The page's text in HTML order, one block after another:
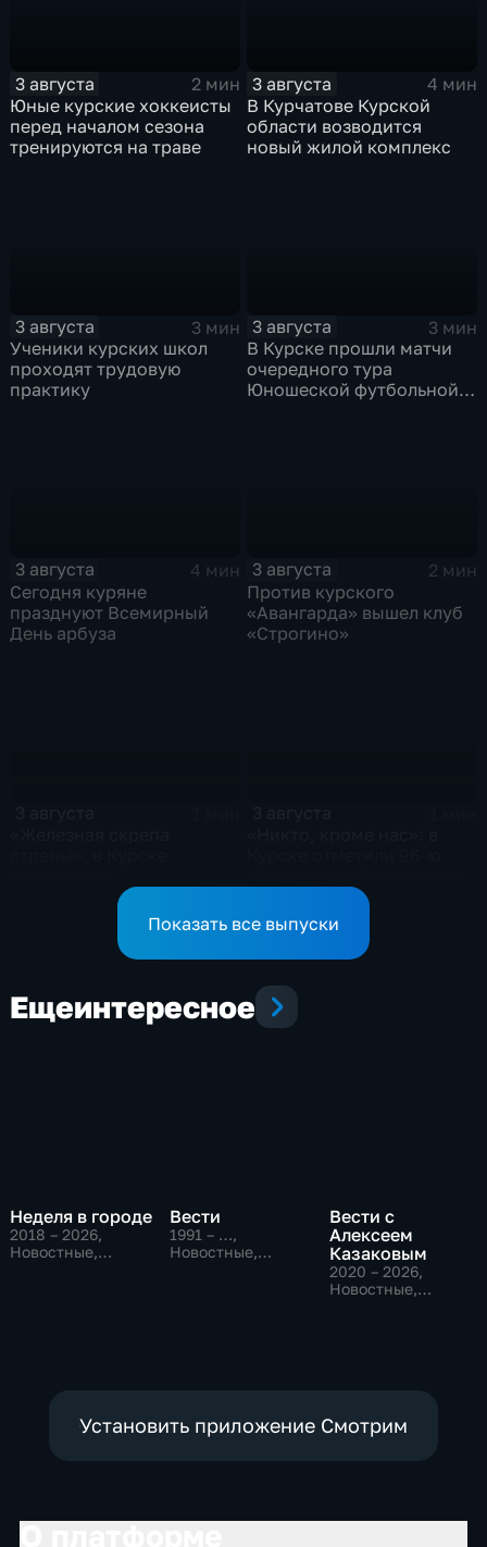
3 августа
2 мин
Юные курские хоккеисты
перед началом сезона
тренируются на траве
3 августа
4 мин
В Курчатове Курской
области возводится
новый жилой комплекс
3 августа
3 мин
Ученики курских школ
проходят трудовую
практику
3 августа
3 мин
В Курске прошли матчи
очередного тура
Юношеской футбольной
3 августа
4 мин
Сегодня куряне
празднуют Всемирный
День арбуза
3 августа
2 мин
Против курского
«Авангарда» вышел клуб
«Строгино»
железнодорожников
Показать все выпуски
Ещеинтересное
Неделя в городе
2018 – 2026,
Новостные,
Вести
1991 – …,
Новостные,
Вести с
Алексеем
Казаковым
2020 – 2026,
Новостные,
Установить приложение Смотрим